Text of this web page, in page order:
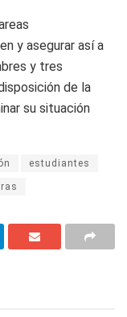
y asegurar así a
y tres
de la
su situación
estudiantes